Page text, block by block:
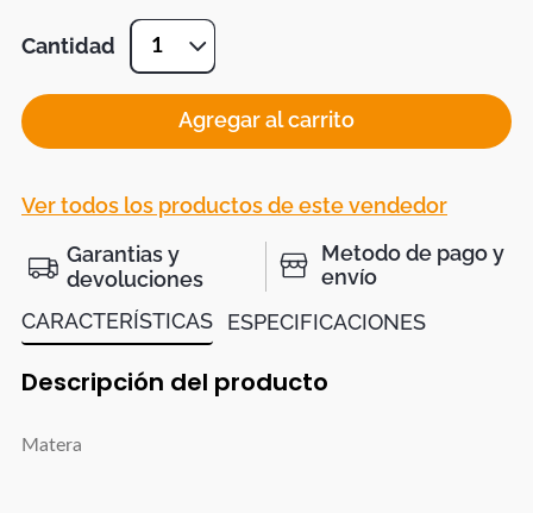
Cantidad 1
Agregar al carrito
Ver todos los productos de este vendedor
Garantias y
devoluciones
Metodo de pago y
envío
CARACTERÍSTICAS
ESPECIFICACIONES
Descripción del producto
Matera